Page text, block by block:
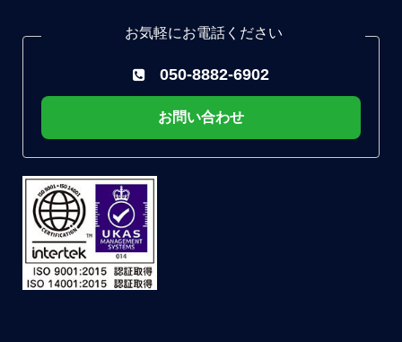
お気軽にお電話ください
050-8882-6902
お問い合わせ